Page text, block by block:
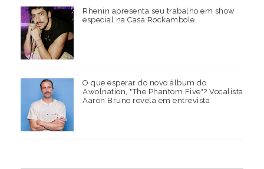
Rhenin apresenta seu trabalho em show
especial na Casa Rockambole
O que esperar do novo álbum do
Awolnation, "The Phantom Five"? Vocalista
Aaron Bruno revela em entrevista